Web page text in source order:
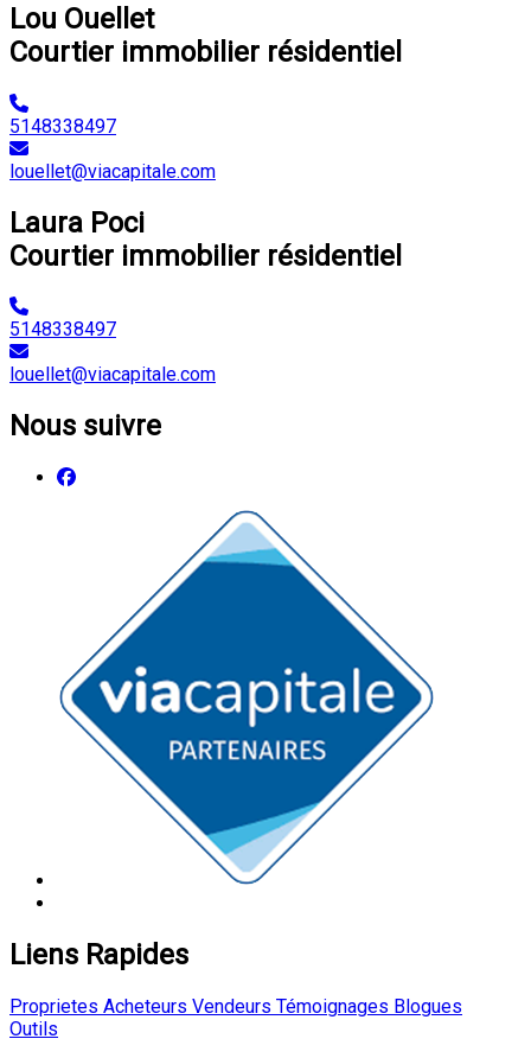
Lou Ouellet
Courtier immobilier résidentiel
5148338497
louellet@viacapitale.com
Laura Poci
Courtier immobilier résidentiel
5148338497
louellet@viacapitale.com
Nous suivre
Liens Rapides
Proprietes Acheteurs Vendeurs Témoignages Blogues
Outils